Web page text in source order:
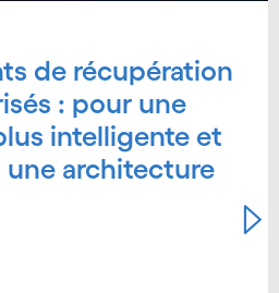
de récupération
: pour une
intelligente et
une architecture